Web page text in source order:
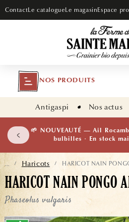
ET PASSER
ContactLe catalogueLe magasinEspace pro
NOS PRODUITS
Antigaspi Nos actus
🌱 NOUVEAUTÉ — Ail
bulbilles · En stock
... / Haricots / HARICOT NAIN
HARICOT NAIN PONGO
Phaseolus vulgaris
AUX